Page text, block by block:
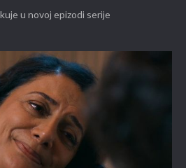
u novoj epizodi serije